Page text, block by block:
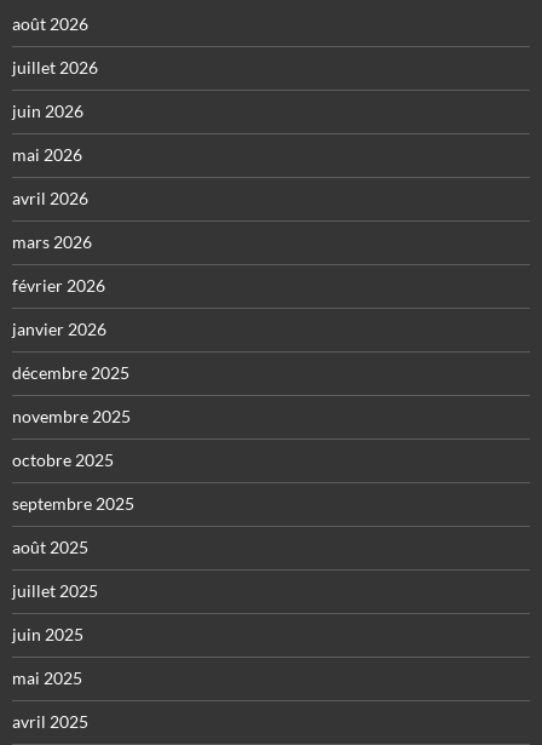
août 2026
juillet 2026
juin 2026
mai 2026
avril 2026
mars 2026
février 2026
janvier 2026
décembre 2025
novembre 2025
octobre 2025
septembre 2025
août 2025
juillet 2025
juin 2025
mai 2025
avril 2025